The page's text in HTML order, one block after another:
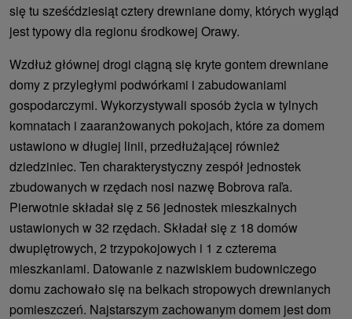
się tu sześćdziesiąt cztery drewniane domy, których wygląd
jest typowy dla regionu środkowej Orawy.
Wzdłuż głównej drogi ciągną się kryte gontem drewniane
domy z przyległymi podwórkami i zabudowaniami
gospodarczymi. Wykorzystywali sposób życia w tylnych
komnatach i zaaranżowanych pokojach, które za domem
ustawiono w długiej linii, przedłużającej również
dziedziniec. Ten charakterystyczny zespół jednostek
zbudowanych w rzędach nosi nazwę Bobrova raľa.
Pierwotnie składał się z 56 jednostek mieszkalnych
ustawionych w 32 rzędach. Składał się z 18 domów
dwupiętrowych, 2 trzypokojowych i 1 z czterema
mieszkaniami. Datowanie z nazwiskiem budowniczego
domu zachowało się na belkach stropowych drewnianych
pomieszczeń. Najstarszym zachowanym domem jest dom